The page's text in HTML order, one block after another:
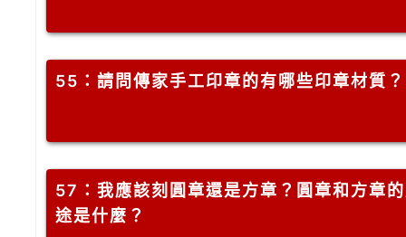
55 ：請問傳家手工印章的有哪些印章材質？
57 ：我應該刻圓章還是方章？圓章和方章
途是什麼？